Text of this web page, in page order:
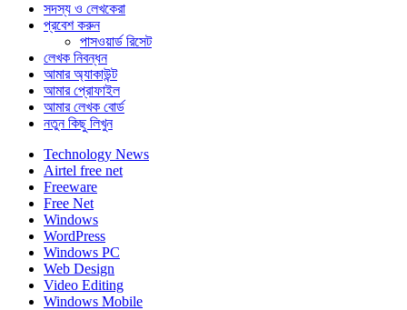
সদস্য ও লেখকেরা
প্রবেশ করুন
পাসওয়ার্ড রিসেট
লেখক নিবন্ধন
আমার অ্যাকাউন্ট
আমার প্রোফাইল
আমার লেখক বোর্ড
নতুন কিছু লিখুন
Technology News
Airtel free net
Freeware
Free Net
Windows
WordPress
Windows PC
Web Design
Video Editing
Windows Mobile